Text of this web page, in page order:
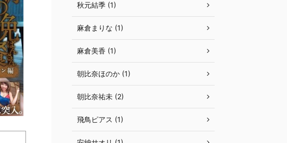
秋元結季 (1)
麻倉まりな (1)
麻倉美香 (1)
朝比奈ほのか (1)
朝比奈祐未 (2)
飛鳥ピアス (1)